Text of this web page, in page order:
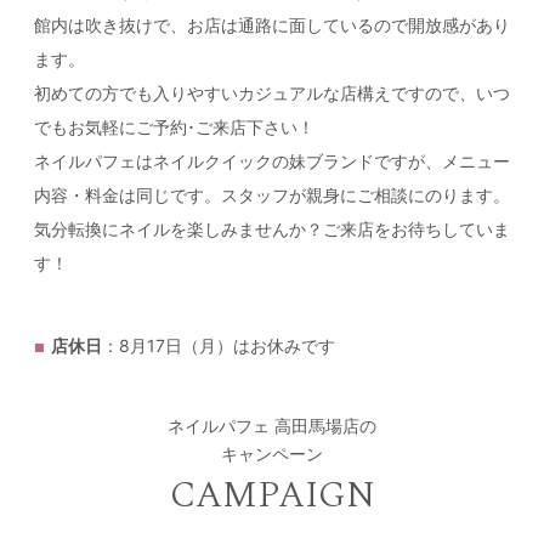
館内は吹き抜けで、お店は通路に面しているので開放感があり
ます。
初めての方でも入りやすいカジュアルな店構えですので、いつ
でもお気軽にご予約･ご来店下さい！
ネイルパフェはネイルクイックの妹ブランドですが、メニュー
内容・料金は同じです。スタッフが親身にご相談にのります。
気分転換にネイルを楽しみませんか？ご来店をお待ちしていま
す！
店休日 ：8月17日（月）はお休みです
ネイルパフェ 高田馬場店の
キャンペーン
CAMPAIGN